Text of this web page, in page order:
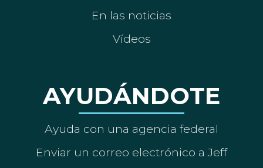
En las noticias
Vídeos
AYUDÁNDOTE
Ayuda con una agencia federal
Enviar un correo electrónico a Jeff